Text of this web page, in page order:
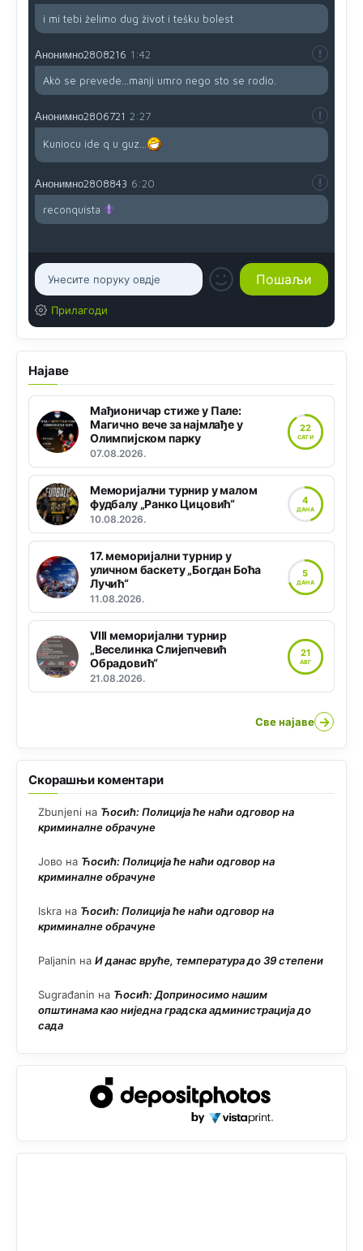
i mi tebi želimo dug život i tešku bolest
Анонимно2808216 1:42
Akò se prevede...manji umro nego sto se rodio.
Анонимно2806721 2:27
Kuniocu ide q u guz...
Анонимно2808843 6:20
reconquista
Прилагоди
Најаве
Мађионичар стиже у Пале:
Магично вече за најмлађе у
Олимпијском парку
07.08.2026.
22
САТИ
Меморијални турнир у малом
фудбалу „Ранко Цицовић“
10.08.2026.
4
ДАНА
17. меморијални турнир у
уличном баскету „Богдан Боћа
Лучић“
11.08.2026.
5
ДАНА
VIII меморијални турнир
„Веселинка Слијепчевић
Обрадовић“
21.08.2026.
21
АВГ
Све најаве →
Скорашњи коментари
Zbunjeni на Ћосић: Полиција ће наћи одговор на
криминалне обрачуне
Јово на Ћосић: Полиција ће наћи одговор на
криминалне обрачуне
Iskra на Ћосић: Полиција ће наћи одговор на
криминалне обрачуне
Paljanin на И данас вруће, температура до 39 степени
Sugrađanin на Ћосић: Доприносимо нашим
општинама као ниједна градска администрација до
сада